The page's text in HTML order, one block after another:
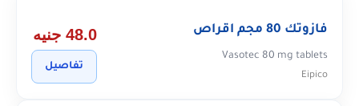
فازوتك 80 مجم اقراص
Vasotec 80 mg tablets
Eipico
48.0 جنيه
تفاصيل